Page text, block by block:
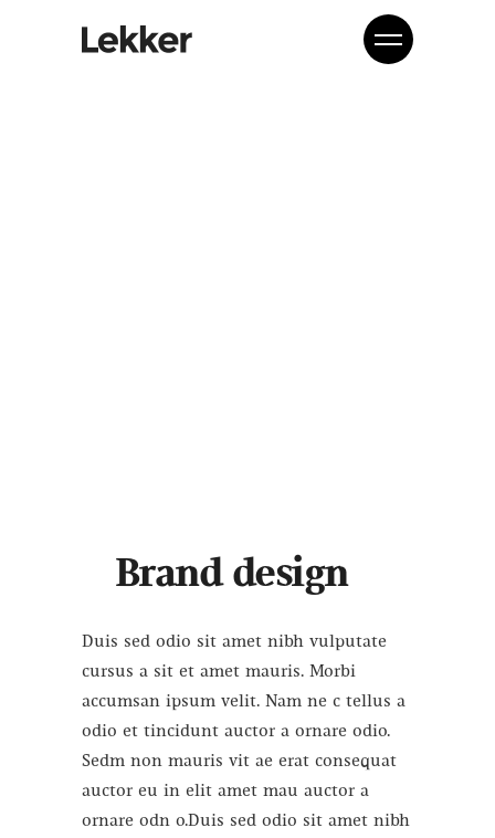
Brand design
Duis sed odio sit amet nibh vulputate
cursus a sit et amet mauris. Morbi
accumsan ipsum velit. Nam ne c tellus a
odio et tincidunt auctor a ornare odio.
Sedm non mauris vit ae erat consequat
auctor eu in elit amet mau auctor a
ornare odn o.Duis sed odio sit amet nibh